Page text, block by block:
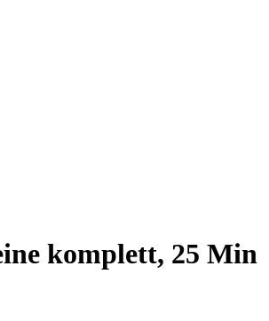
komplett, 25 Min